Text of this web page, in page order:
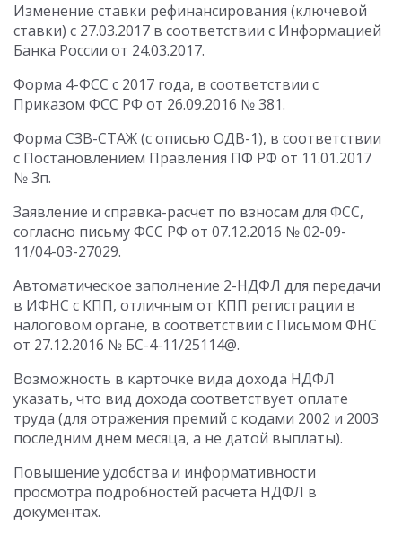
Изменение ставки рефинансирования (ключевой
ставки) с 27.03.2017 в соответствии с Информацией
Банка России от 24.03.2017.
Форма 4-ФСС c 2017 года, в соответствии с
Приказом ФСС РФ от 26.09.2016 № 381.
Форма СЗВ-СТАЖ (с описью ОДВ-1), в соответствии
с Постановлением Правления ПФ РФ от 11.01.2017
№ 3п.
Заявление и справка-расчет по взносам для ФСС,
согласно письму ФСС РФ от 07.12.2016 № 02-09-
11/04-03-27029.
Автоматическое заполнение 2-НДФЛ для передачи
в ИФНС с КПП, отличным от КПП регистрации в
налоговом органе, в соответствии с Письмом ФНС
от 27.12.2016 № БС-4-11/25114@.
Возможность в карточке вида дохода НДФЛ
указать, что вид дохода соответствует оплате
труда (для отражения премий с кодами 2002 и 2003
последним днем месяца, а не датой выплаты).
Повышение удобства и информативности
просмотра подробностей расчета НДФЛ в
документах.